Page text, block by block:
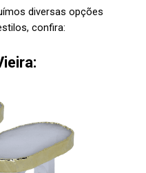
diversas opções
confira: